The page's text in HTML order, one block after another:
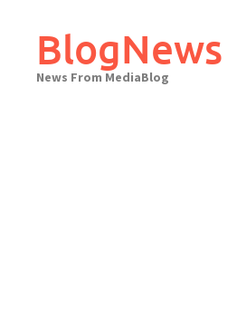
contentBlogNews
News From MediaBlog